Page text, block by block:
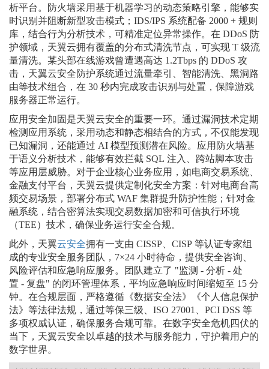
析平台。防火墙采用基于机器学习的动态策略引擎，能够实
时识别并阻断新型攻击模式； IDS/IPS 系统配备 2000 + 规则
库，结合行为分析技术，可精准定位异常操作。在 DDoS 防
护领域，天翼云拥有覆盖的分布式清洗节点，可实现 T 级流
量清洗。某头部在线游戏曾遭遇高达 1.2Tbps 的 DDoS 攻
击，天翼云安全防护系统通过流量牵引、智能清洗、黑洞路
由等技术组合，在 30 秒内完成攻击识别与处置，保障游戏
服务器正常运行。
应用安全加固是天翼云安全的重要一环。通过漏洞技术定期
检测应用系统，采用动态和静态相结合的方式，不仅能发现
已知漏洞，还能通过 AI 模型预测潜在风险。应用防火墙基
于语义分析技术，能够有效拦截 SQL 注入、跨站脚本攻击
等应用层威胁。对于企业核心业务应用，如电商交易系统、
金融支付平台，天翼云提供定制化安全方案：针对电商台高
频交易场景，部署分布式 WAF 集群提升防护性能；针对金
融系统，结合密算法实现交易数据加密和可信执行环境
（TEE）技术，确保业务运行安全合规。
此外，天翼云安全拥有一支由 CISSP CISP 等认证专家组
成的专业安全服务团队， 7×24 小时待命，提供安全咨询、
风险评估和应急响应服务。团队建立了 "监测 - 分析 - 处
置 - 复盘" 的闭环管理体系，平均应急响应时间缩短至 15 分
钟。在合规层面，严格遵循《数据安全法》《个人信息保护
法》等法律法规，通过等保三级、 ISO 27001 PCI DSS 等
多项权威认证，确保服务合规可靠。在数字安全危机四伏的
当下，天翼云安全以卓越的技术与服务能力，守护着用户的
数字世界。